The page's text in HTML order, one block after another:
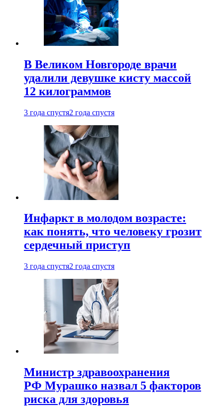
В Великом Новгороде врачи
удалили девушке кисту массой
12 килограммов
3 года спустя2 года спустя
Инфаркт в молодом возрасте:
как понять, что человеку грозит
сердечный приступ
3 года спустя2 года спустя
Министр здравоохранения
РФ Мурашко назвал 5 факторов
риска для здоровья